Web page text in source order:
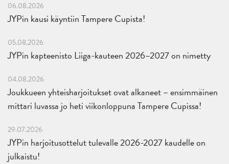
06.08.2026
JYPin kausi käyntiin Tampere Cupista!
05.08.2026
JYPin kapteenisto Liiga-kauteen 2026–2027 on nimetty
04.08.2026
Joukkueen yhteisharjoitukset ovat alkaneet – ensimmäinen
mittari luvassa jo heti viikonloppuna Tampere Cupissa!
29.07.2026
JYPin harjoitusottelut tulevalle 2026-2027 kaudelle on
julkaistu!